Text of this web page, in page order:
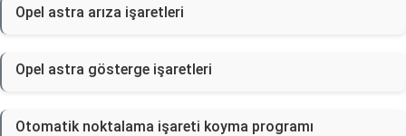
Opel astra arıza işaretleri
Opel astra gösterge işaretleri
Otomatik noktalama işareti koyma programı